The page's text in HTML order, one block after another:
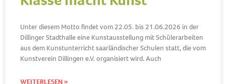
Unter diesem Motto findet vom 22.05. bis 21.06.2026 in der
Dillinger Stadthalle eine Kunstausstellung mit Schülerarbeiten
aus dem Kunstunterricht saarländischer Schulen statt, die vom
Kunstverein Dillingen e.V. organisiert wird. Auch
WEITERLESEN »